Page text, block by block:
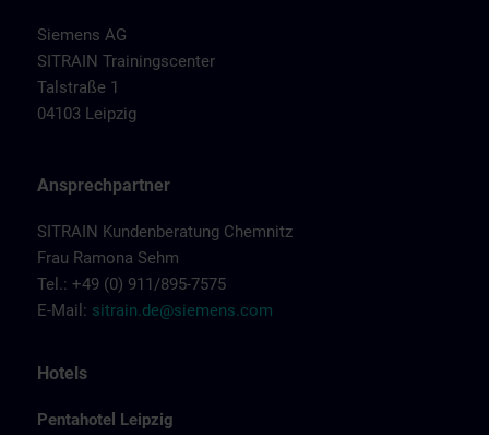
Siemens AG
SITRAIN Trainingscenter
Talstraße 1
04103 Leipzig
Ansprechpartner
SITRAIN Kundenberatung Chemnitz
Frau Ramona Sehm
Tel.: +49 (0) 911/895-7575
E-Mail: sitrain.de@siemens.com
Hotels
Pentahotel Leipzig